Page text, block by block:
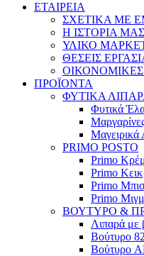
ΕΤΑΙΡΕΙΑ
ΣΧΕΤΙΚΑ ΜΕ
Η ΙΣΤΟΡΙΑ ΜΑΣ
ΥΛΙΚΟ
ΘΕΣΕΙΣ
ΟΙΚΟΝΟΜΙΚΕΣ
ΠΡΟΪΟΝΤΑ
ΦΥΤΙΚΑ
Φυτικά
Μαγειρικά
PRIMO POSTO
Primo
Primo Κεικ
Primo
Primo
ΒΟΥΤΥΡΟ &
Λιπαρά με
Βούτυρο
Βούτυρο